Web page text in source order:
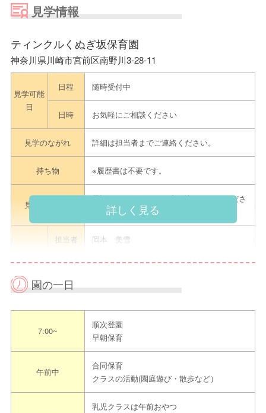
見学情報
ティンクルくぬぎ坂保育園
神奈川県川崎市宮前区南野川3-28-11
詳しく見る
見学可能
日
日程 随時受付中
日時 お気軽にご相談ください
見学のながれ 詳細は担当者までご連絡ください。
持ち物 ※履歴書は不要です。
見学申込方法
電話またはメールにて申し込みをしてくださ
い。
担当者 岡本 美雪
-
その他
伝えください
園の一日
7:00~
順次登園
早朝保育
午前中
合同保育
クラスの活動(園庭遊び・散歩など）
乳児クラスは午前おやつ